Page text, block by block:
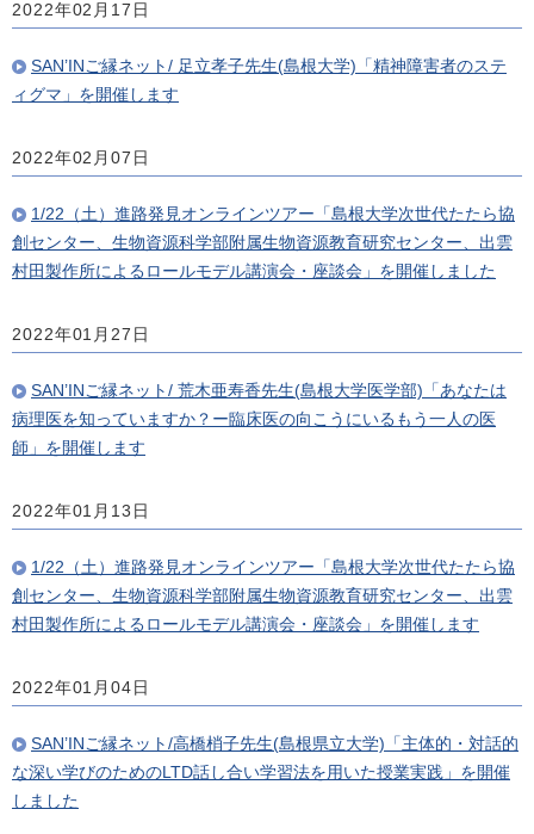
2022年02月17日
SAN’INご縁ネット/ 足立孝子先生(島根大学)「精神障害者のステ
ィグマ」を開催します
2022年02月07日
1/22（土）進路発見オンラインツアー「島根大学次世代たたら協
創センター、生物資源科学部附属生物資源教育研究センター、出雲
村田製作所によるロールモデル講演会・座談会」を開催しました
2022年01月27日
SAN’INご縁ネット/ 荒木亜寿香先生(島根大学医学部)「あなたは
病理医を知っていますか？ー臨床医の向こうにいるもう一人の医
師」を開催します
2022年01月13日
1/22（土）進路発見オンラインツアー「島根大学次世代たたら協
創センター、生物資源科学部附属生物資源教育研究センター、出雲
村田製作所によるロールモデル講演会・座談会」を開催します
2022年01月04日
SAN’INご縁ネット/高橋梢子先生(島根県立大学)「主体的・対話的
な深い学びのためのLTD話し合い学習法を用いた授業実践」を開催
しました